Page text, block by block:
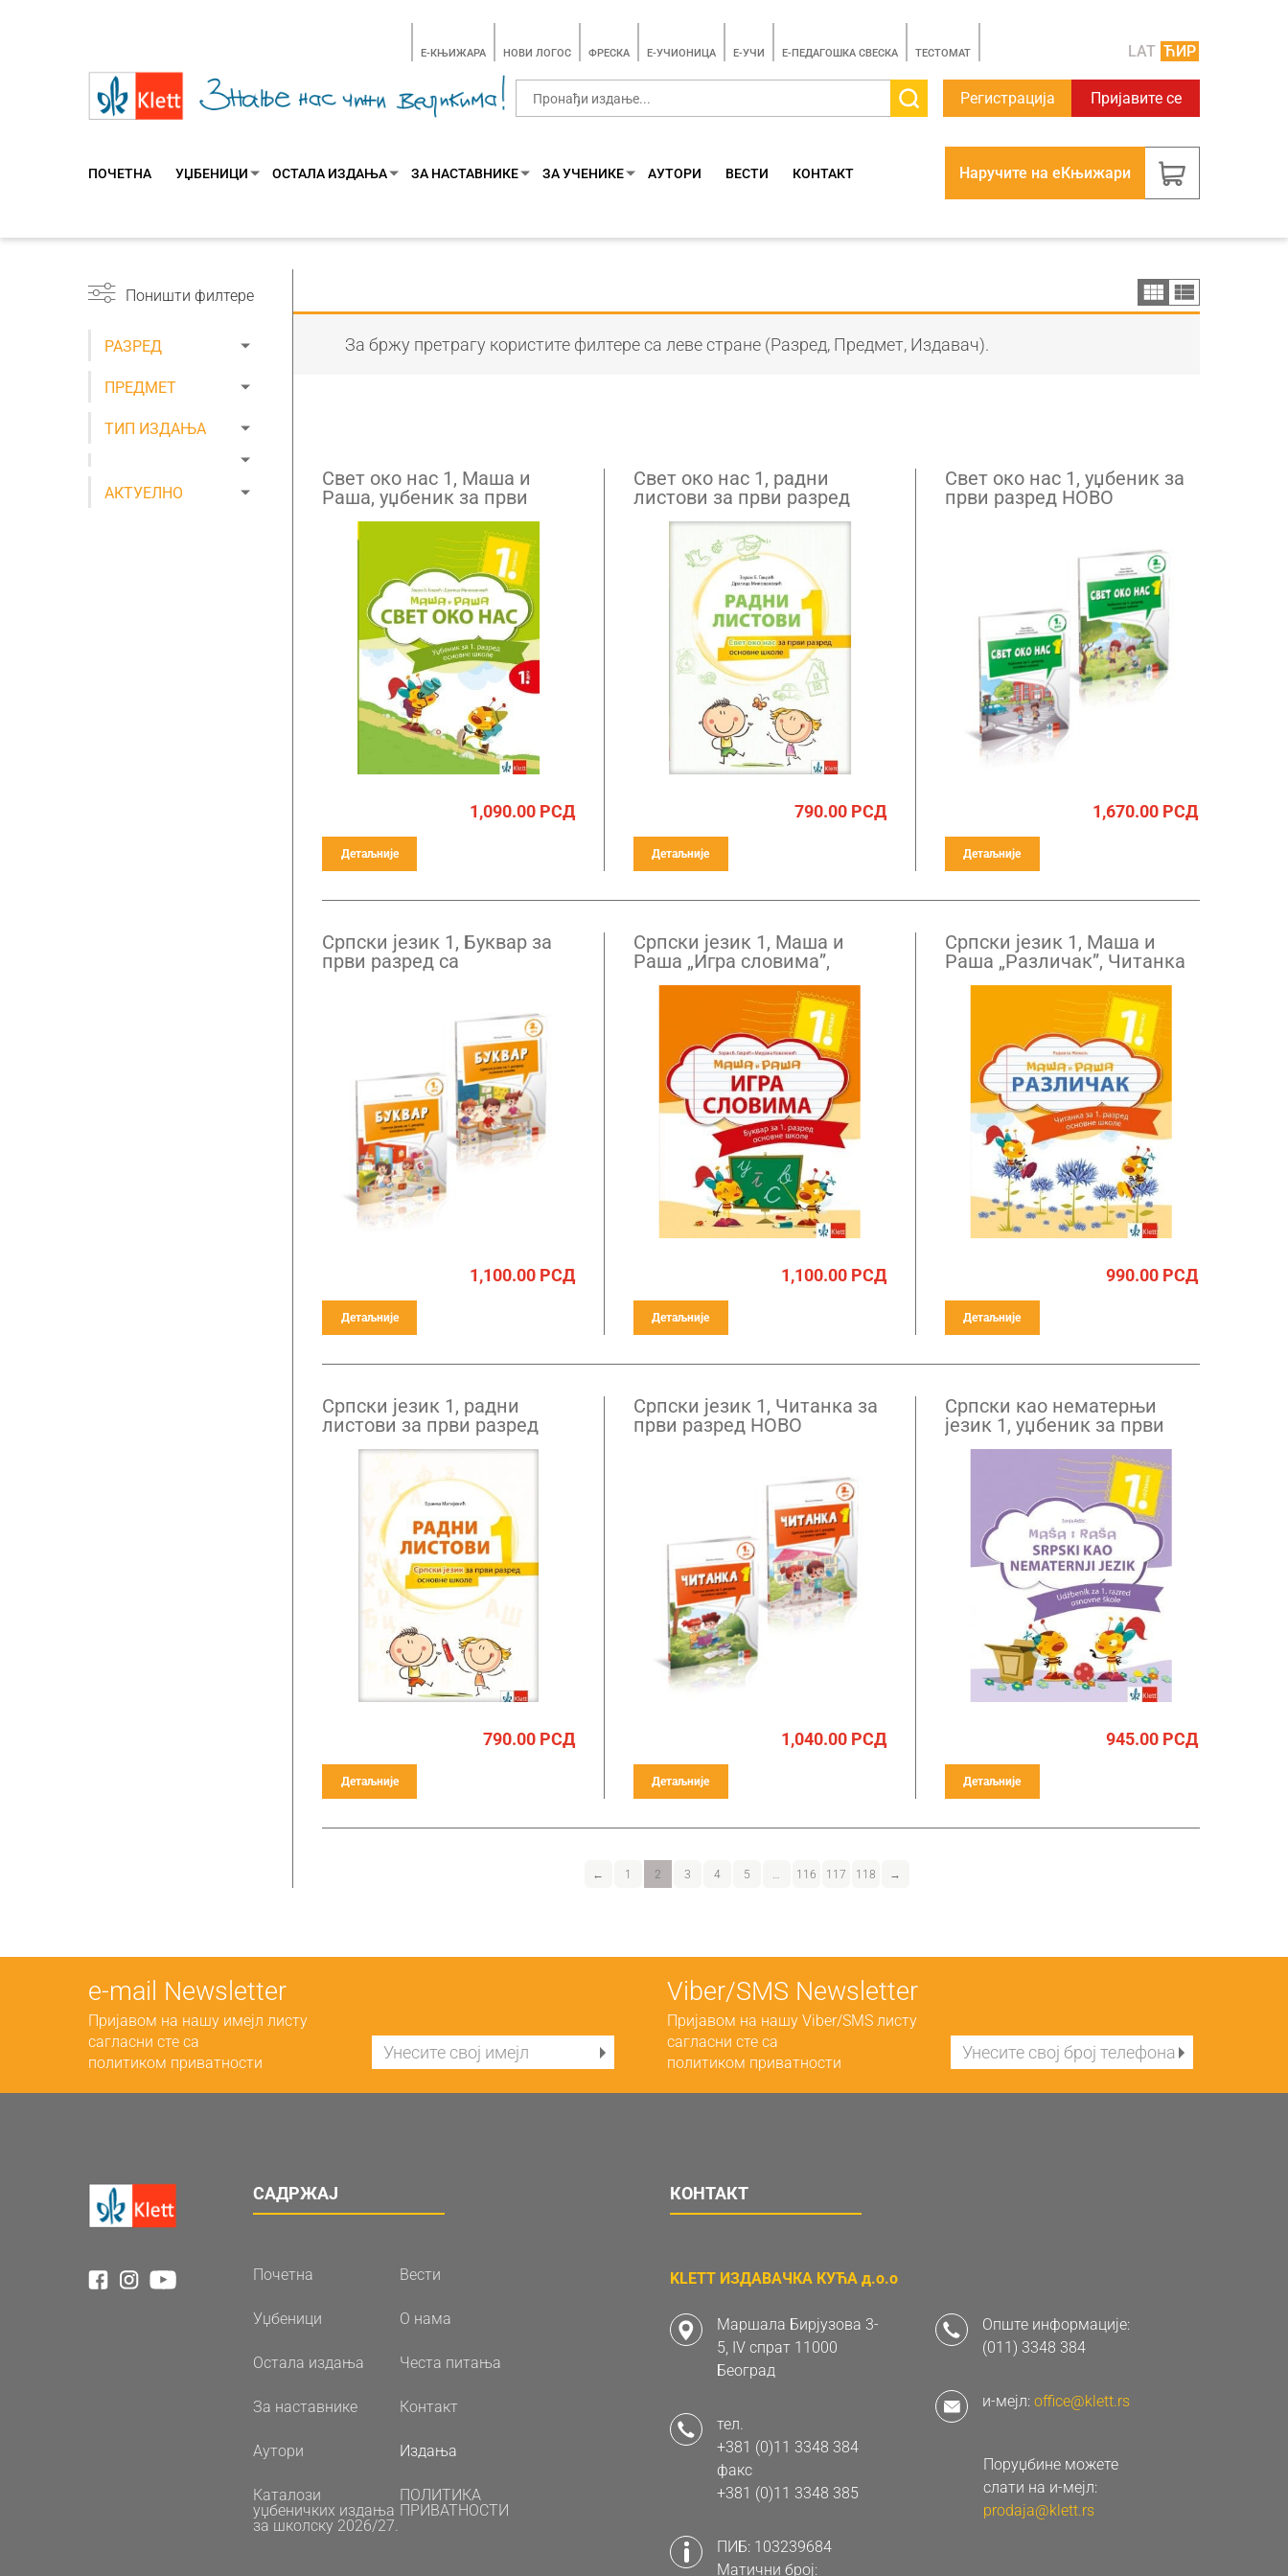
E-КЊИЖАРА НОВИ ЛОГОС ФРЕСКА E-УЧИОНИЦА E-УЧИ Е-ПЕДАГОШКА СВЕСКА TЕСТОМАТ LAT ЋИР
Регистрација Пријавите се
ПОЧЕТНА УЏБЕНИЦИ ОСТАЛА ИЗДАЊА ЗА НАСТАВНИКЕ ЗА УЧЕНИКЕ АУТОРИ ВЕСТИ КОНТАКТ Наручите на еКњижари
Поништи филтере
РАЗРЕД
ПРЕДМЕТ
ТИП ИЗДАЊА
АКТУЕЛНО
За бржу претрагу користите филтере са леве стране (Разред, Предмет, Издавач).
Свет око нас 1, Маша и
Раша, уџбеник за први
разред
1,090.00РСД
Детаљније
Свет око нас 1, радни
листови за први разред
790.00РСД
Детаљније
Свет око нас 1, уџбеник за
први разред НОВО
1,670.00РСД
Детаљније
Српски језик 1, Буквар за
први разред са
1,100.00РСД
Детаљније
Српски језик 1, Маша и
Раша „Игра словима”,
Буквар за први разред са
1,100.00РСД
Детаљније
Српски језик 1, Маша и
Раша „Различак”, Читанка
за први разред
990.00РСД
Детаљније
Српски језик 1, радни
листови за први разред
790.00РСД
Детаљније
Српски језик 1, Читанка за
први разред НОВО
1,040.00РСД
Детаљније
Српски као нематерњи
језик 1, уџбеник за први
разред
945.00РСД
Детаљније
← 1 2 3 4 5 … 116 117 118 →
е-mail Newsletter
Пријавом на нашу имејл листу
сагласни сте са
политиком приватности
Viber/SMS Newsletter
Пријавом на нашу Viber/SMS листу
сагласни сте са
политиком приватности
САДРЖАЈ
Почетна Вести
Уџбеници О нама
Остала издања Честа питања
За наставнике Контакт
Аутори Издања
Каталози
уџбеничких издања
за школску 2026/27.
ПОЛИТИКА
ПРИВАТНОСТИ
КОНТАКТ
KLETT ИЗДАВАЧКА КУЋА д.о.о
Маршала Бирјузова 3-
5, IV спрат 11000
Београд
тел.
+381 (0)11 3348 384
факс
+381 (0)11 3348 385
ПИБ: 103239684
Матични број:
Опште информације:
(011) 3348 384
и-мејл: office@klett.rs
Поруџбине можете
слати на и-мејл:
prodaja@klett.rs